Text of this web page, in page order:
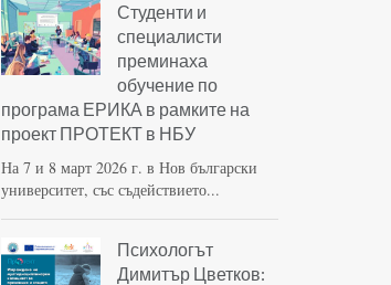
Студенти и
специалисти
преминаха
обучение по
програма ЕРИКА в рамките на
проект ПРОТЕКТ в НБУ
На 7 и 8 март 2026 г. в Нов български
университет, със съдействието...
Психологът
Димитър Цветков: